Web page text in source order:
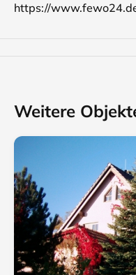
https://
Weitere